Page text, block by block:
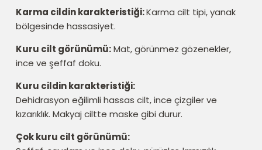
Karma cildin karakteristiği:Karma cilt tipi, yanak
bölgesinde hassasiyet.
Kuru cilt görünümü:Mat, görünmez gözenekler,
ince ve şeffaf doku.
Kuru cildin karakteristiği:
Dehidrasyon eğilimli hassas cilt, ince çizgiler ve
kızarıklık. Makyaj ciltte maske gibi durur.
Çok kuru cilt görünümü: